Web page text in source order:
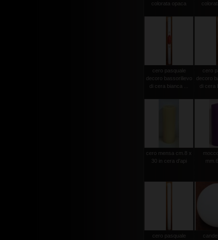
colorata opaca
cero pasquale
decoro bassorilievo
di cera bianca ...
cero
decoro
di cera
cero mensa cm.8 x
30 in cera d'api
cero pasquale